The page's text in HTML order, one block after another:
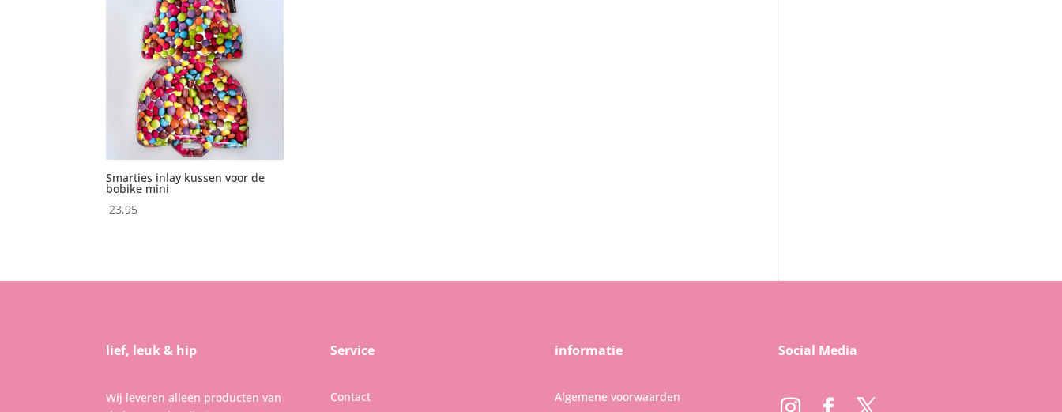
Smarties inlay kussen voor de
bobike mini
23,95
lief, leuk & hip
Wij leveren alleen producten van
Service
Contact
informatie
Algemene voorwaarden
Social Media